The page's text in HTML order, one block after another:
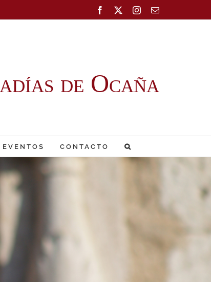
Facebook InstagramCorreo
electrónico
de Ocaña
EVENTOS CONTACTO